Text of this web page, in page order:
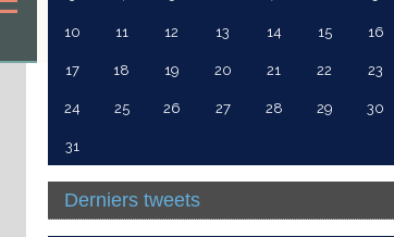
10 11 12 13 14 15 16
17 18 19 20 21 22 23
24 25 26 27 28 29 30
31
Derniers tweets